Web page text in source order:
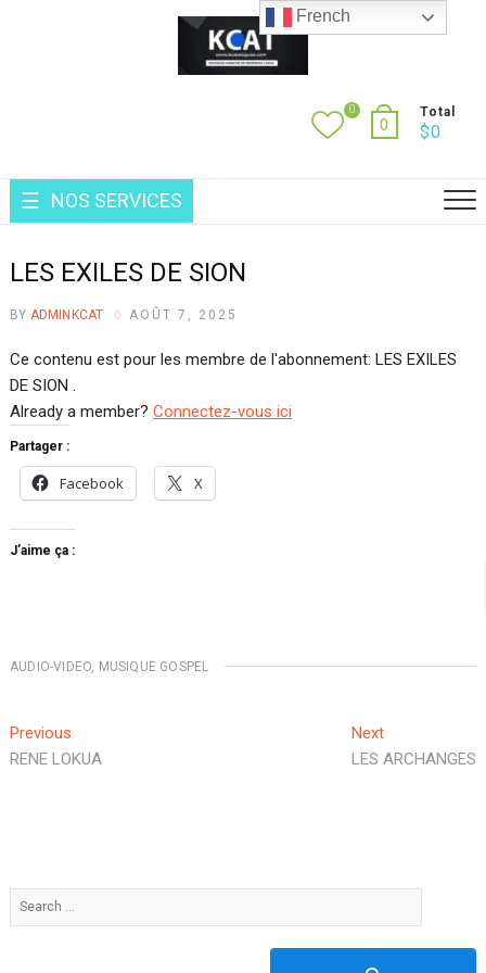
0
0
Total
$0
NOS SERVICES
LES EXILES DE SION
BY ADMINKCAT AOÛT 7, 2025
Ce contenu est pour les membre de l'abonnement: LES EXILES
DE SION .
Already a member? Connectez-vous ici
Partager :
Facebook X
J’aime ça :
AUDIO-VIDEO, MUSIQUE GOSPEL
Previous
RENE LOKUA
Next
LES ARCHANGES
French